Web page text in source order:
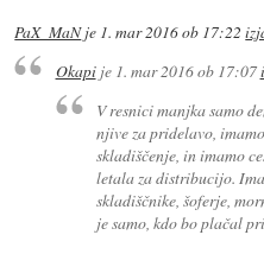
PaX_MaNje 1. mar 2016 ob 17:22
Okapije 1. mar 2016 ob 17:07
V resnici manjka samo
njive za pridelavo,
skladiščenje, in imamo
letala za distribucijo.
skladiščnike, šoferje,
je samo, kdo bo plačal